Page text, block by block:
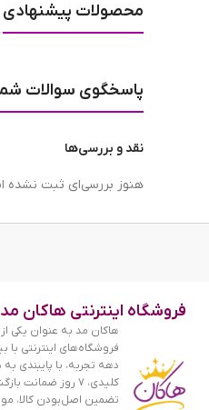
محصولات پیشنهادی
پاسخگوی سوالات
نقد و بررسی‌ها
هنوز بررسی‌ای ثبت نشده
فروشگاه اینترنتی هاکان مد
هاکان مد به عنوان یکی
فروشگاه‌های اینترنتی
دهه تجربه، با پایبندی
کلیدی، ۷ روز ضمانت
تضمین اصل‌بودن کالا،